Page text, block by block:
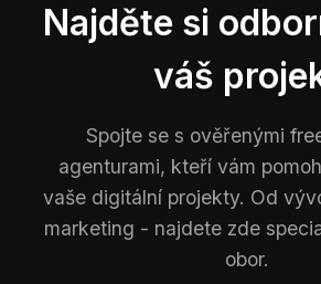
Najděte si
váš
Spojte se s ověřenými
agenturami, kteří vám
vaše digitální projekty. Od
marketing - najdete zde
obor.